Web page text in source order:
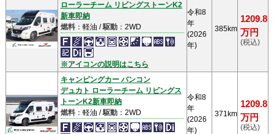
ローラーチーム リビングストーンK2
新車即納
燃料：軽油 /駆動：2WD
※アイコンの説明はこちら
令和8
年
(2026
年)
385km
1209.8
万円
(税込)
キャンピングカー バンコン
デュカト ローラーチーム リビングス
トーンK2新車即納
燃料：軽油 /駆動：2WD
令和8
年
(2026
年)
371km
1209.8
万円
(税込)